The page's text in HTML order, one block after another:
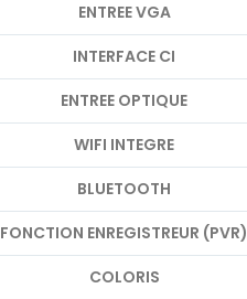
ENTREE VGA
INTERFACE CI
ENTREE OPTIQUE
WIFI INTEGRE
BLUETOOTH
FONCTION ENREGISTREUR (PVR)
COLORIS